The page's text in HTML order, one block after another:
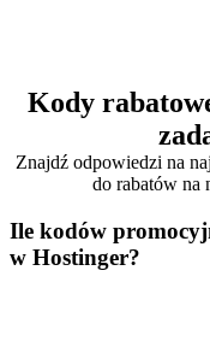
Kody
Znajdź odpowiedzi na
do rabatów na
Ile kodów
w Hostinger?